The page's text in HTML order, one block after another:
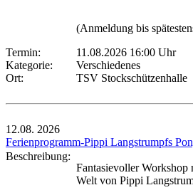
(Anmeldung bis
Termin:
11.08.2026 16:00 Uhr
Kategorie:
Verschiedenes
Ort:
TSV Stockschützenhalle
12.08. 2026
Ferienprogramm-Pippi Langstrumpfs
Beschreibung:
Fantasievoller Workshop
Welt von Pippi